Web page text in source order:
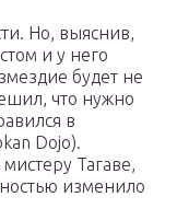
Но, выяснив,
и у него
будет не
что нужно
в
Dojo).
Тагаве,
изменило